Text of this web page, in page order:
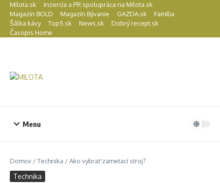
Preskočiť na obsah
Milota.sk
Inzercia a PR spolupráca na Milota.sk
Magazín BOLD
Magazín Bývanie GAZDA.sk
Família
Šálka kávy
Top5.sk News.sk
Dobrý recept.sk
Časopis Home
Menu
Domov /Technika /Ako vybrať zametací stroj?
Technika